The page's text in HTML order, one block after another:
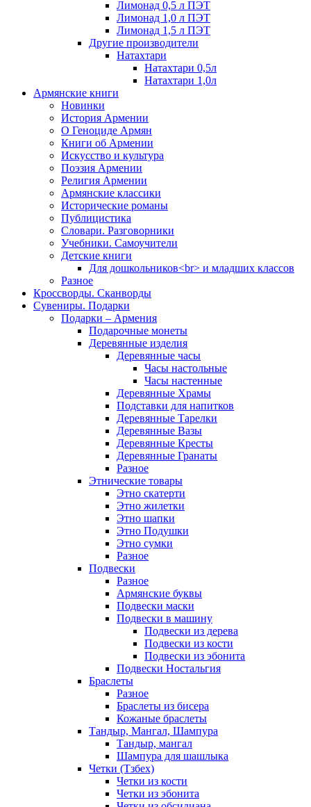
Лимонад 0,5 л ПЭТ
Лимонад 1,0 л ПЭТ
Лимонад 1,5 л ПЭТ
Другие производители
Натахтари
Натахтари 0,5л
Натахтари 1,0л
Армянские книги
Новинки
История Армении
О Геноциде Армян
Книги об Армении
Иcкусство и культура
Поэзия Армении
Религия Армении
Армянские классики
Исторические романы
Публицистика
Словари. Разговорники
Учебники. Самоучители
Детские книги
Для дошкольников<br> и младших классов
Разное
Кроссворды. Сканворды
Сувениры. Подарки
Подарки – Армения
Подарочные монеты
Деревянные изделия
Деревянные часы
Часы настольные
Часы настенные
Деревянные Храмы
Подставки для напитков
Деревянные Тарелки
Деревянные Вазы
Деревянные Кресты
Деревянные Гранаты
Разное
Этнические товары
Этно скатерти
Этно жилетки
Этно шапки
Этно Подушки
Этно сумки
Разное
Подвески
Разное
Армянские буквы
Подвески маски
Подвески в машину
Подвески из дерева
Подвески из кости
Подвески из эбонита
Подвески Ностальгия
Браслеты
Разное
Браслеты из бисера
Кожаные браслеты
Тандыр, Мангал, Шампура
Тандыр, мангал
Шампура для шашлыка
Четки (Тзбех)
Четки из кости
Четки из эбонита